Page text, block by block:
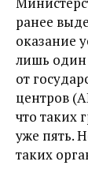
ранее
оказание
лишь один
от
центров
что таких
уже пять.
таких